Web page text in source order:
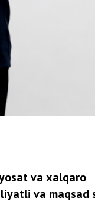
va xalqaro
va maqsad